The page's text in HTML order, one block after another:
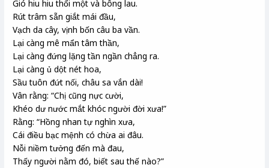
Gió hiu hiu thổi một vàbông lau.
Rúttrâm sẵn giắt mái đầu,
Vạch da cây, vịnhbốn câu ba vần.
Lại càng mê mẩn tâm thần,
Lại càng đứnglặng tần ngầnchẳng ra.
Lại càng ủ dột nét hoa,
Sầu tuôn đứt nối, châu sa vắn dài!
Vân rằng: “Chị cũng nực cười,
Khéo dư nước mắt khóc ngườiđời xưa!”
Rằng: “Hồng nhan tựnghìn xưa,
Cái điều bạc mệnh có chừa ai đâu.
Nỗi niềm tưởng đến mà đau,
Thấy người nằmđó, biết sau thế nào?”